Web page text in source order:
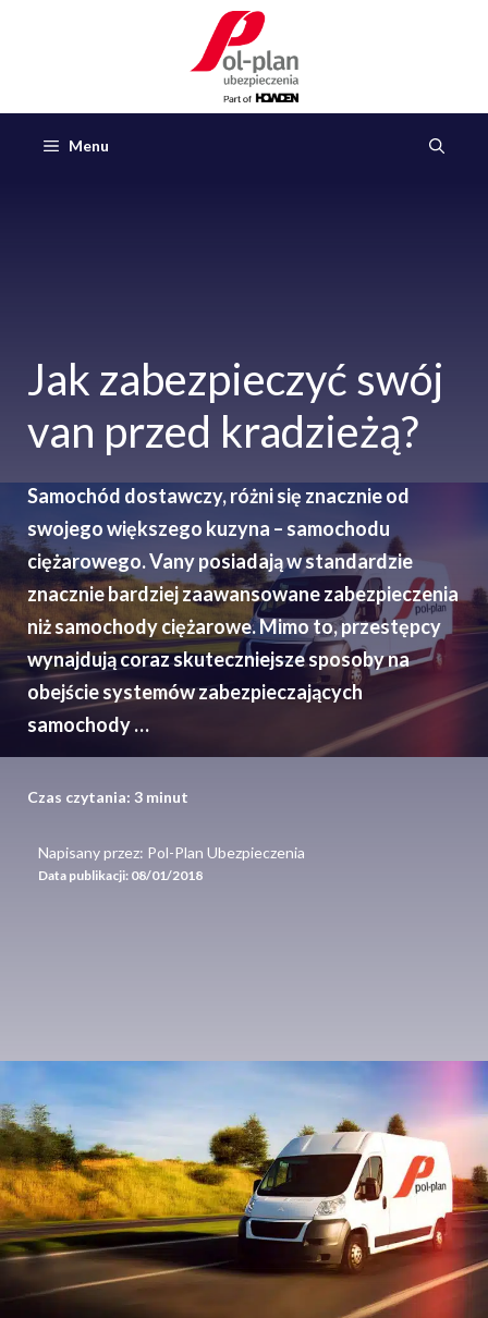
Menu
Jak zabezpieczyć swój
van przed kradzieżą?
Samochód dostawczy, różni się znacznie od
swojego większego kuzyna – samochodu
ciężarowego. Vany posiadają w standardzie
znacznie bardziej zaawansowane zabezpieczenia
niż samochody ciężarowe. Mimo to, przestępcy
wynajdują coraz skuteczniejsze sposoby na
obejście systemów zabezpieczających
samochody …
Czas czytania: 3 minut
Napisany przez: Pol-Plan Ubezpieczenia
Data publikacji: 08/01/2018